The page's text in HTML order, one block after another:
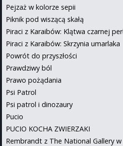
Pejzaż w kolorze sepii
Piknik pod wiszącą skałą
Piraci z Karaibów: Klątwa czarnej
Piraci z Karaibów: Skrzynia umarlaka
Powrót do przyszłości
Prawdziwy ból
Prawo pożądania
Psi Patrol
Psi patrol i dinozaury
Pucio
PUCIO KOCHA ZWIERZAKI
Rembrandt z The National Gallery w